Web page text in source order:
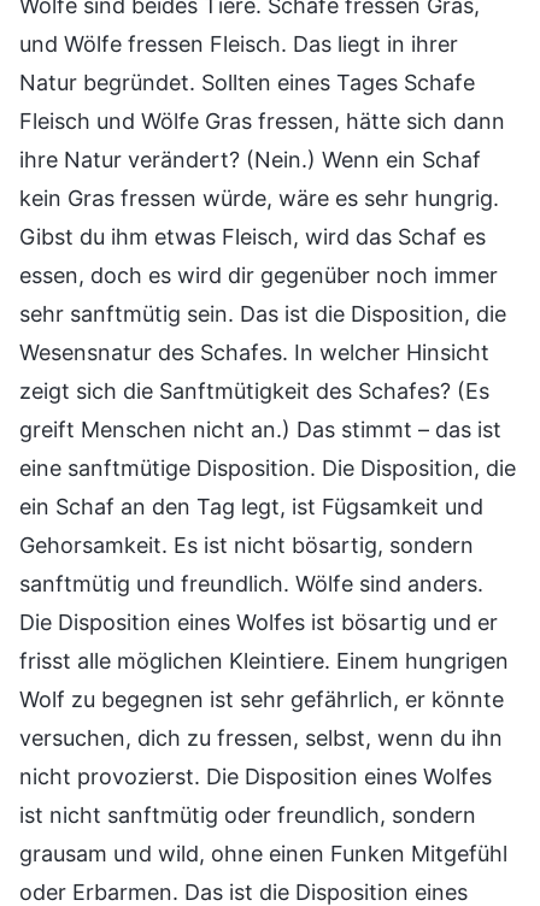
und Wölfe fressen Fleisch. Das liegt in ihrer
Natur begründet. Sollten eines Tages Schafe
Fleisch und Wölfe Gras fressen, hätte sich dann
ihre Natur verändert? (Nein.) Wenn ein Schaf
kein Gras fressen würde, wäre es sehr hungrig.
Gibst du ihm etwas Fleisch, wird das Schaf es
essen, doch es wird dir gegenüber noch immer
sehr sanftmütig sein. Das ist die Disposition, die
Wesensnatur des Schafes. In welcher Hinsicht
zeigt sich die Sanftmütigkeit des Schafes? (Es
greift Menschen nicht an.) Das stimmt – das ist
eine sanftmütige Disposition. Die Disposition, die
ein Schaf an den Tag legt, ist Fügsamkeit und
Gehorsamkeit. Es ist nicht bösartig, sondern
sanftmütig und freundlich. Wölfe sind anders.
Die Disposition eines Wolfes ist bösartig und er
frisst alle möglichen Kleintiere. Einem hungrigen
Wolf zu begegnen ist sehr gefährlich, er könnte
versuchen, dich zu fressen, selbst, wenn du ihn
nicht provozierst. Die Disposition eines Wolfes
ist nicht sanftmütig oder freundlich, sondern
grausam und wild, ohne einen Funken Mitgefühl
oder Erbarmen. Das ist die Disposition eines